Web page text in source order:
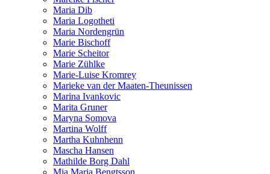
Maria Dib
Maria Logotheti
Maria Nordengrün
Marie Bischoff
Marie Scheitor
Marie Zühlke
Marie-Luise Kromrey
Marieke van der Maaten-Theunissen
Marina Ivankovic
Marita Gruner
Maryna Somova
Martina Wolff
Martha Kuhnhenn
Mascha Hansen
Mathilde Borg Dahl
Mia Maria Bengtsson